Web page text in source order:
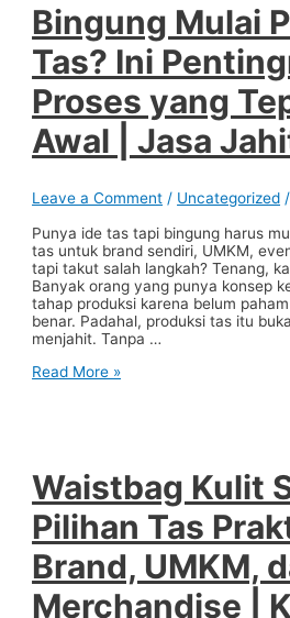
yang
Selalu
Dibutuhkan
Jasa
Jahit
Tas
Bandung
Bingung Mulai
Tas? Ini
Proses yang
Awal | Jasa
Leave a Comment / Uncategorized
Punya ide tas tapi bingung harus
tas untuk brand sendiri, UMKM,
tapi takut salah langkah? Tenang,
Banyak orang yang punya konsep
tahap produksi karena belum
benar. Padahal, produksi tas itu
menjahit. Tanpa …
Bingung
Proses
yang
Tepat
Sejak
Awal
Jasa
Jahit
Read More »
Waistbag Kulit
Pilihan Tas
Brand, UMKM,
Merchandise |